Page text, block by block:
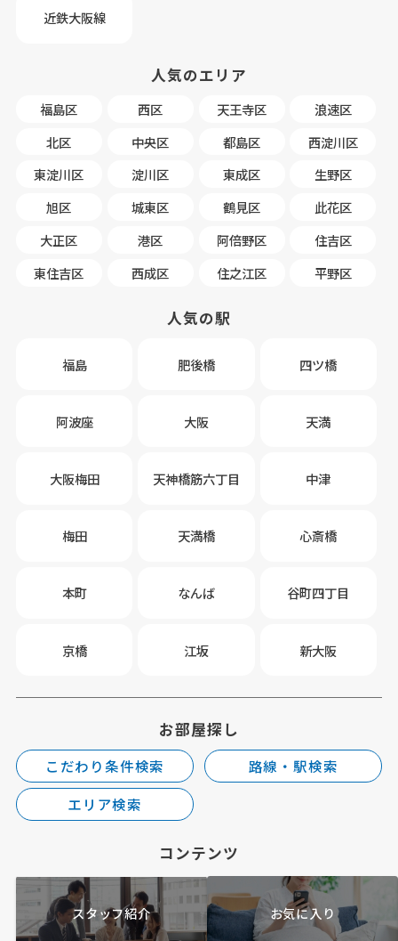
近鉄大阪線
人気のエリア
福島区 西区 天王寺区
浪速区
北区
中央区 都島区
西淀川区
東淀川区
淀川区 東成区
生野区
旭区
城東区 鶴見区
此花区
大正区
港区 阿倍野区
住吉区
東住吉区
西成区 住之江区 平野区
人気の駅
福島 肥後橋 四ツ橋
阿波座 大阪 天満
大阪梅田 天神橋筋六丁目 中津
梅田 天満橋 心斎橋
本町 なんば 谷町四丁目
京橋 江坂 新大阪
お部屋探し
こだわり条件検索
路線・駅検索
エリア検索
コンテンツ
スタッフ紹介 お気に入り